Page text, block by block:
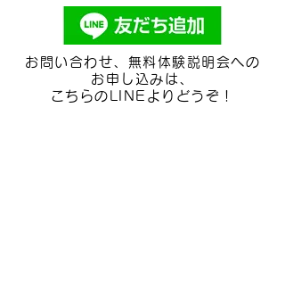
お問い合わせ、無料体験説明会への
お申し込みは、
こちらのLINEよりどうぞ！